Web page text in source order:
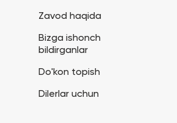
Zavod haqida
Bizga ishonch
bildirganlar
Do'kon topish
Dilerlar uchun